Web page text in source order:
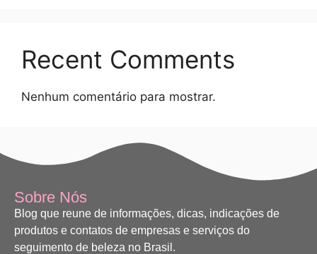
Recent Comments
Nenhum comentário para mostrar.
Sobre Nós
Blog que reune de informações, dicas, indicações de
produtos e contatos de empresas e serviços do
seguimento de beleza no Brasil.